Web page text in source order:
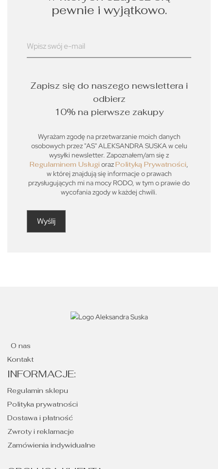
pewnie i wyjątkowo.
Zapisz się do naszego newslettera i
odbierz
10% na pierwsze zakupy
Wyrażam zgodę na przetwarzanie moich danych
osobowych przez "AS" ALEKSANDRA SUSKA w celu
wysyłki newsletter. Zapoznałem/am się z
Regulaminem Usługi orazPolityką Prywatności,
w której znajdują się informacje o prawach
przysługujących mi na mocy RODO, w tym o prawie do
wycofania zgody w każdej chwili.
O nas
Kontakt
INFORMACJE:
Regulamin sklepu
Polityka prywatności
Dostawa i płatność
Zwroty i reklamacje
Zamówienia indywidualne